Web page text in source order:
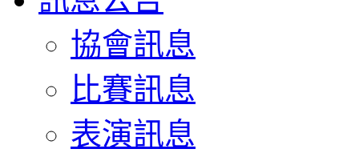
協會訊息
比賽訊息
表演訊息